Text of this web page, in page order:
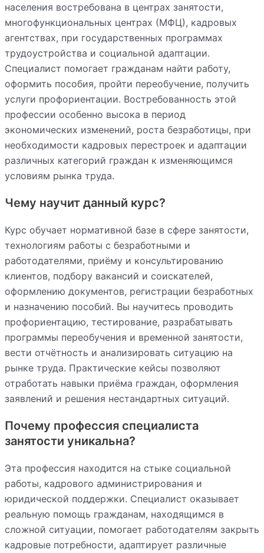
населения востребована в центрах занятости,
многофункциональных центрах (МФЦ), кадровых
агентствах, при государственных программах
трудоустройства и социальной адаптации.
Специалист помогает гражданам найти работу,
оформить пособия, пройти переобучение, получить
услуги профориентации. Востребованность этой
профессии особенно высока в период
экономических изменений, роста безработицы, при
необходимости кадровых перестроек и адаптации
различных категорий граждан к изменяющимся
условиям рынка труда.
Чему научит данный курс?
Курс обучает нормативной базе в сфере занятости,
технологиям работы с безработными и
работодателями, приёму и консультированию
клиентов, подбору вакансий и соискателей,
оформлению документов, регистрации безработных
и назначению пособий. Вы научитесь проводить
профориентацию, тестирование, разрабатывать
программы переобучения и временной занятости,
вести отчётность и анализировать ситуацию на
рынке труда. Практические кейсы позволяют
отработать навыки приёма граждан, оформления
заявлений и решения нестандартных ситуаций.
Почему профессия специалиста
занятости уникальна?
Эта профессия находится на стыке социальной
работы, кадрового администрирования и
юридической поддержки. Специалист оказывает
реальную помощь гражданам, находящимся в
сложной ситуации, помогает работодателям закрыть
кадровые потребности, адаптирует различные